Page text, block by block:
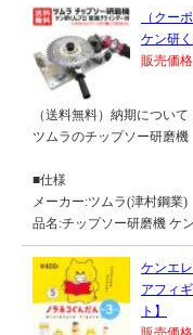
（クー
ケン研
販売価
（送料無料）納期につい
ツムラのチップソー研磨機
■仕様
メーカー:ツムラ(津村鋼業)
品名:チップソー研磨機 ケ
ケンエ
アフィ
ト】